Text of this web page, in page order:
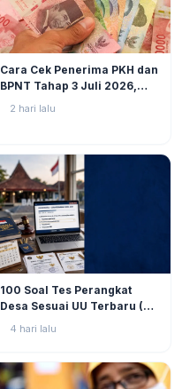
Cara Cek Penerima PKH dan
BPNT Tahap 3 Juli 2026,
Bansos Sudah Mulai Cair!
2 hari lalu
100 Soal Tes Perangkat
Desa Sesuai UU Terbaru (UU
4 hari lalu